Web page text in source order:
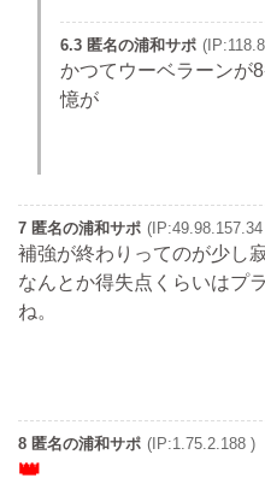
6.3 匿名の浦和サポ
かつてウーベラーンが
憶が
7 匿名の浦和サポ
補強が終わりってのが少し
なんとか得失点くらいはプ
ね。
8 匿名の浦和サポ (IP:1.75.2.188 )